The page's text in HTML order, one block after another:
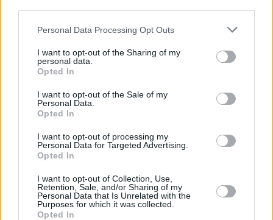
Personal Data Processing Opt Outs
I want to opt-out of the Sharing of my
personal data.
Opted In
I want to opt-out of the Sale of my
Personal Data.
Opted In
I want to opt-out of processing my
Personal Data for Targeted Advertising.
Opted In
I want to opt-out of Collection, Use,
Retention, Sale, and/or Sharing of my
Personal Data that Is Unrelated with the
Purposes for which it was collected.
Opted In